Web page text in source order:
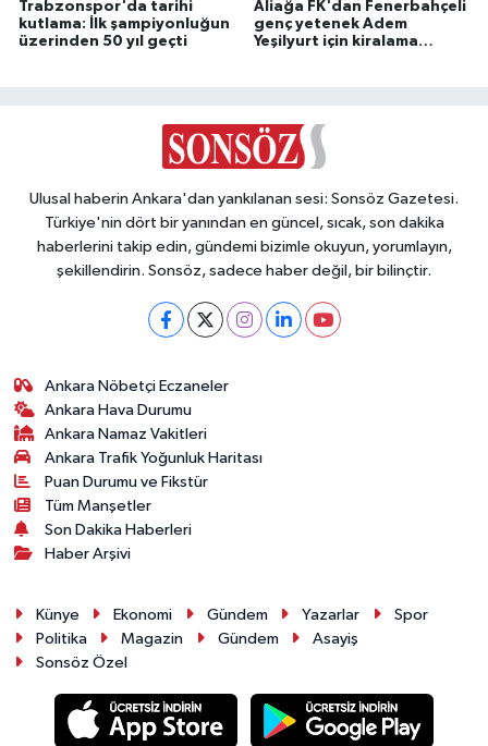
Trabzonspor'da tarihi
kutlama: İlk şampiyonluğun
üzerinden 50 yıl geçti
Aliağa FK'dan Fenerbahçeli
genç yetenek Adem
Yeşilyurt için kiralama
Ulusal haberin Ankara'dan yankılanan sesi: Sonsöz Gazetesi.
Türkiye'nin dört bir yanından en güncel, sıcak, son dakika
haberlerini takip edin, gündemi bizimle okuyun, yorumlayın,
şekillendirin. Sonsöz, sadece haber değil, bir bilinçtir.
Ankara Nöbetçi Eczaneler
Ankara Hava Durumu
Ankara Namaz Vakitleri
Ankara Trafik Yoğunluk Haritası
Puan Durumu ve Fikstür
Tüm Manşetler
Son Dakika Haberleri
Haber Arşivi
Künye Ekonomi Gündem Yazarlar
Spor
Politika
Magazin Gündem
Asayiş
Sonsöz Özel